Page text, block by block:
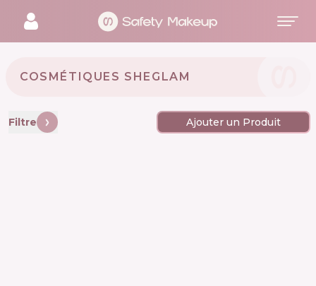
COSMÉTIQUES SHEGLAM 🇨🇳
Filtre Ajouter un Produit